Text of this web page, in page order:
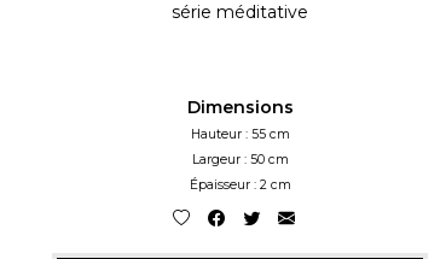
série méditative
Dimensions
Hauteur : 55 cm
Largeur : 50 cm
Épaisseur : 2 cm